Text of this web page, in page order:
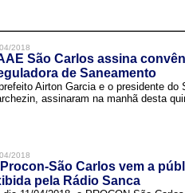
2018
São Carlos assina
de Saneamento
Airton Garcia e o presidente
assinaram na manhã desta
2018
São Carlos vem a
pela Rádio Sanca